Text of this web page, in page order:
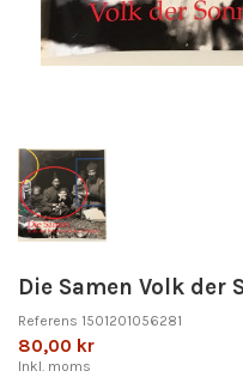
Die Samen Volk der
Referens 1501201056281
80,00 kr
Inkl. moms